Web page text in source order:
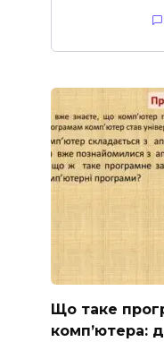
Що таке
комп’ютера: